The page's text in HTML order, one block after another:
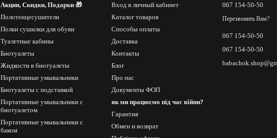
Акции, Скидки, Подарки 🎁
Полотенцесушители
Полки сушилки для обуви
Туалетные кабины
Биотуалеты
Жидкости в биотуалеты
Портативные умывальники
Биотуалеты с подставкой
Портативные умывальники с
биотуалетом
Портативные умывальники с
баком
Вход в личный кабинет
Каталог товаров
Способы оплаты
Доставка
Контакты
Блог
Про нас
Документы ФОП
як ми працюємо під час війни?
Гарантия
Обмен и возврат
067 154-50-50
Перезвонить Вам?
067 154-50-50
067 154-50-50